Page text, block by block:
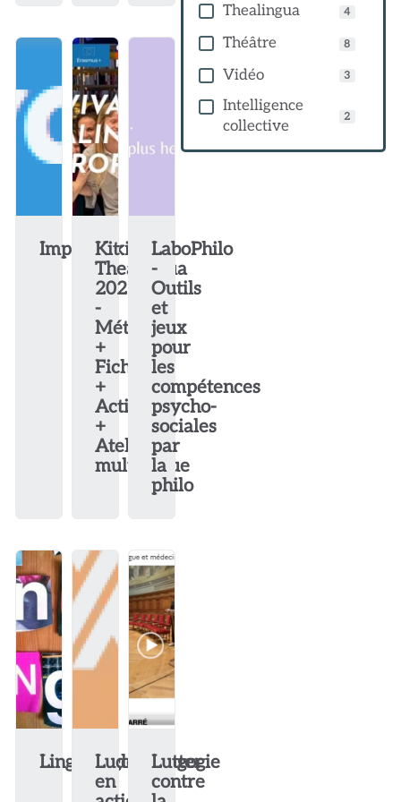
Thealingua 4
Théâtre 8
Vidéo 3
Intelligence
collective
2
ImproWiki
Kit
Thealingua
2025
-
Méthode
+
Fiches
+
Activités
+
Atelier
multilingue
LaboPhilo
-
Outils
et
jeux
pour
les
compétences
psycho-
sociales
par
la
philo
LingoBingoLudopédagogie
en
Lutter
contre